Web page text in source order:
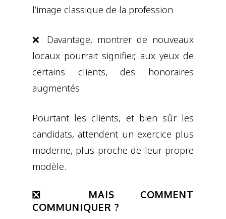
l’image classique de la profession
❌ Davantage, montrer de nouveaux
locaux pourrait signifier, aux yeux de
certains clients, des honoraires
augmentés
Pourtant les clients, et bien sûr les
candidats, attendent un exercice plus
moderne, plus proche de leur propre
modèle.
❎ MAIS COMMENT
COMMUNIQUER ?